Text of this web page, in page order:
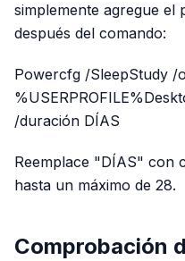
simplemente agregue
después del comando:
Powercfg /SleepStudy /
/duración DÍAS
Reemplace "DÍAS" con
hasta un máximo de 28.
Comprobación